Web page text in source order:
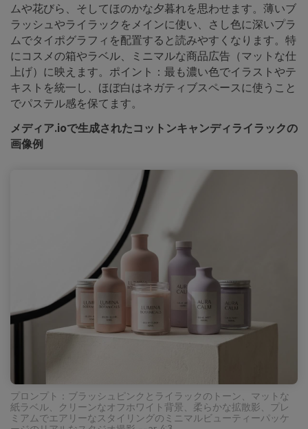
ムや花びら、そしてほのかな夕暮れを思わせます。薄いブ
ラッシュやライラックをメインに使い、さし色に深いプラ
ムでタイポグラフィを配置すると読みやすくなります。特
にコスメの箱やラベル、ミニマルな商品広告（マットな仕
上げ）に映えます。ポイント：最も濃い色でイラストやテ
キストを統一し、ほぼ白はネガティブスペースに使うこと
でパステル感を保てます。
メディア.ioで生成されたコットンキャンディライラックの
画像例
プロンプト：ブラッシュピンクとライラックのトーン、マットな
紙ラベル、クリーンなオフホワイト背景、柔らかな拡散影、プレ
ミアムでエアリーなスタイリングのミニマルビューティーパッケ